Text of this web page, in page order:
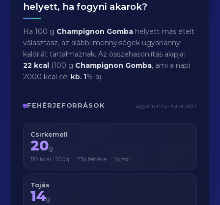
helyett, ha fogyni akarok?
Ha 100 g Champignon Gomba helyett más ételt
választasz, az alábbi mennyiségek ugyanannyi
kalóriát tartalmaznak. Az összehasonlítás alapja:
22 kcal (100 g Champignon Gomba, ami a napi
2000 kcal cél kb. 1%-a).
FEHÉRJEFORRÁSOK ugyanannyi kalóriáért
Csirkemell
20g
110 kcal / 100g · 23g fehérje · 1g zsír
Tojás
14g